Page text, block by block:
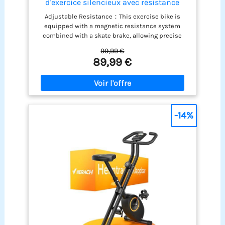
d'exercice silencieux avec résistance
magnétique réglable,Vélo fixe à domicile
avec réglage de hauteur,Entraînement
cardio compact (Noir/Rouge)
Adjustable Resistance：This exercise bike is
equipped with a magnetic resistance system
combined with a skate brake, allowing precise
you can adjust the magnetic resistance level
without limit by turning the knob to control the
rhythm of the exercise. It meets various needs of
cyclists, such as warm-up, fat loss, muscle
building, etc. The emergency brake lever allows for
quick stopping, ensuring the safety of the user
during intensive training.Suitable for both cardio
training. Silent magnetic resistance, enjoy your
cycling journey：Our Quiet indoor Exercise bike
features a quiet belt drive paired with a 3KG cast
iron electroplated flywheel, delivering a smooth,
noise-free cycling experience. Maintain a
distraction-free environment at home while
working, reading and sleeping without disturbing
you and your family. Fully Adjustable for Custom
Comfort：The 5-way adjustable seat and the 5-way
adjustable handlebar. It is suitable for different
99,99 €
89,99 €
-14%